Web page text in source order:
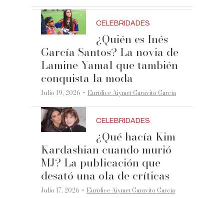
CELEBRIDADES
¿Quién es Inés
García Santos? La novia de
Lamine Yamal que también
conquista la moda
Julio 19, 2026 ·Eurídice Aiymet Garavito García
CELEBRIDADES
¿Qué hacía Kim
Kardashian cuando murió
MJ? La publicación que
desató una ola de críticas
Julio 17, 2026 ·Eurídice Aiymet Garavito García